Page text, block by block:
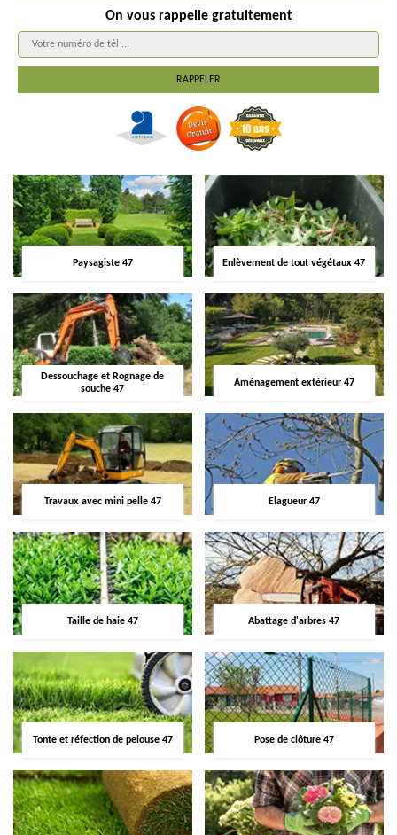
On vous rappelle gratuitement
Paysagiste 47 Enlèvement de tout végétaux 47
Dessouchage et Rognage de
souche 47
Aménagement extérieur 47
Travaux avec mini pelle 47 Elagueur 47
Taille de haie 47 Abattage d'arbres 47
Tonte et réfection de pelouse 47 Pose de clôture 47